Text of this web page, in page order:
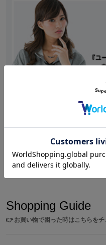
※画像はサンプルです。実際の
す。予めご了承ください。
下記メールアドレスから株式
t-two@par.odn.ne.jp 原産国／
素材／真鍮、樹脂、クリスタ
グラム、エポキシ樹脂（エナメ
『ユーリ!!! on ICE』とのコラ
のご紹介♪
Shopping Guide
👉お買い物で困った時はこちらをチ